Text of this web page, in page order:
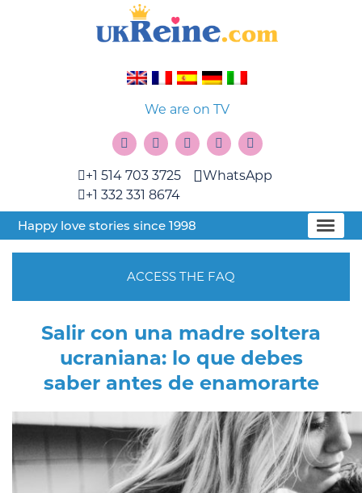
We are on TV
+1 514 703 3725
+1 332 331 8674
WhatsApp
Happy love stories since 1998
ACCESS THE FAQ
Salir con una madre soltera
ucraniana: lo que debes
saber antes de enamorarte